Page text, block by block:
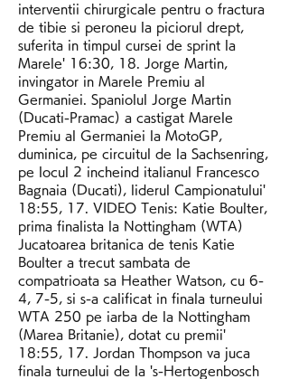
interventii chirurgicale pentru o fractura
de tibie si peroneu la piciorul drept,
suferita in timpul cursei de sprint la
Marele' 16:30, 18. Jorge Martin,
invingator in Marele Premiu al
Germaniei. Spaniolul Jorge Martin
(Ducati-Pramac) a castigat Marele
Premiu al Germaniei la MotoGP,
duminica, pe circuitul de la Sachsenring,
pe locul 2 incheind italianul Francesco
Bagnaia (Ducati), liderul Campionatului'
18:55, 17. VIDEO Tenis: Katie Boulter,
prima finalista la Nottingham (WTA)
Jucatoarea britanica de tenis Katie
Boulter a trecut sambata de
compatrioata sa Heather Watson, cu 6-
4, 7-5, si s-a calificat in finala turneului
WTA 250 pe iarba de la Nottingham
(Marea Britanie), dotat cu premii'
18:55, 17. Jordan Thompson va juca
finala turneului de la 's-Hertogenbosch